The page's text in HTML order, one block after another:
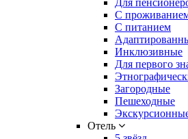
Для
С
С питанием
Инклюзивные
Для первого
Загородные
Пешеходные
Отель